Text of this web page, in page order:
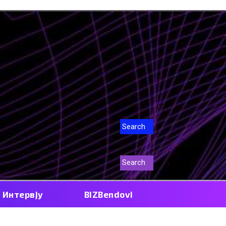
Search
Search
Интервју BIZBendovi